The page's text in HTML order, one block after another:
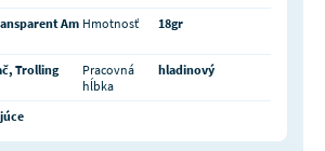
Am Hmotnosť 18gr
Trolling
Pracovná
hĺbka
hladinový